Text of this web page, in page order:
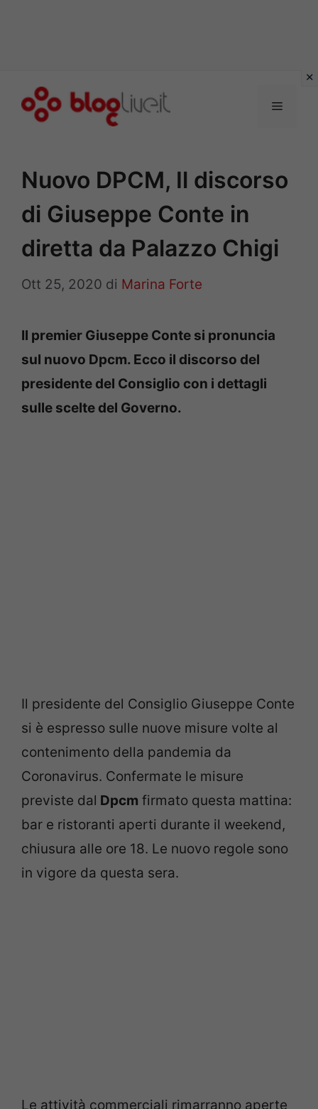
Menu
Nuovo DPCM, Il discorso
di Giuseppe Conte in
diretta da Palazzo Chigi
Ott 25, 2020 di Marina Forte
Il premier Giuseppe Conte si pronuncia
sul nuovo Dpcm. Ecco il discorso del
presidente del Consiglio con i dettagli
sulle scelte del Governo.
Il presidente del Consiglio Giuseppe Conte
si è espresso sulle nuove misure volte al
contenimento della pandemia da
Coronavirus. Confermate le misure
previste dal Dpcm firmato questa mattina:
bar e ristoranti aperti durante il weekend,
chiusura alle ore 18. Le nuovo regole sono
in vigore da questa sera.
Le attività commerciali rimarranno aperte